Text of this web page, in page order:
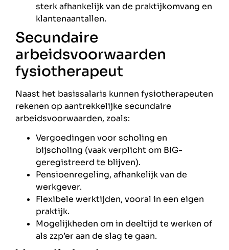
sterk afhankelijk van de praktijkomvang en
klantenaantallen.
Secundaire
arbeidsvoorwaarden
fysiotherapeut
Naast het basissalaris kunnen fysiotherapeuten
rekenen op aantrekkelijke secundaire
arbeidsvoorwaarden, zoals:
Vergoedingen voor scholing en
bijscholing (vaak verplicht om BIG-
geregistreerd te blijven).
Pensioenregeling, afhankelijk van de
werkgever.
Flexibele werktijden, vooral in een eigen
praktijk.
Mogelijkheden om in deeltijd te werken of
als zzp’er aan de slag te gaan.